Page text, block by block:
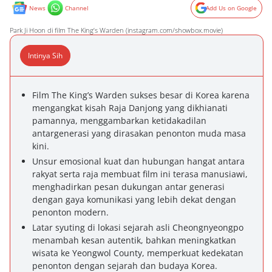
News Channel Add Us on Google
Park Ji Hoon di film The King’s Warden (instagram.com/showbox.movie)
Intinya Sih
Film The King’s Warden sukses besar di Korea karena
mengangkat kisah Raja Danjong yang dikhianati
pamannya, menggambarkan ketidakadilan
antargenerasi yang dirasakan penonton muda masa
kini.
Unsur emosional kuat dan hubungan hangat antara
rakyat serta raja membuat film ini terasa manusiawi,
menghadirkan pesan dukungan antar generasi
dengan gaya komunikasi yang lebih dekat dengan
penonton modern.
Latar syuting di lokasi sejarah asli Cheongnyeongpo
menambah kesan autentik, bahkan meningkatkan
wisata ke Yeongwol County, memperkuat kedekatan
penonton dengan sejarah dan budaya Korea.